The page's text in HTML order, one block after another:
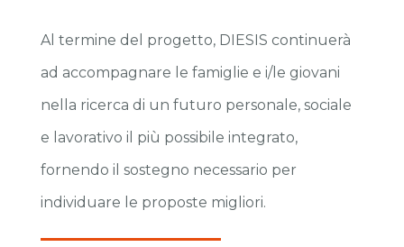
Al termine del progetto, DIESIS continuerà
ad accompagnare le famiglie e i/le giovani
nella ricerca di un futuro personale, sociale
e lavorativo il più possibile integrato,
fornendo il sostegno necessario per
individuare le proposte migliori.